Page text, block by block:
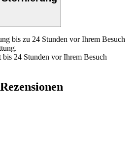
bis zu 24 Stunden vor Ihrem Besuch
24 Stunden vor Ihrem Besuch